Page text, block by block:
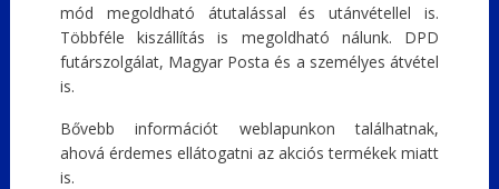
mód megoldható átutalással és utánvétellel is.
Többféle kiszállítás is megoldható nálunk. DPD
futárszolgálat, Magyar Posta és a személyes átvétel
is.
Bővebb információt weblapunkon találhatnak,
ahová érdemes ellátogatni az akciós termékek miatt
is.